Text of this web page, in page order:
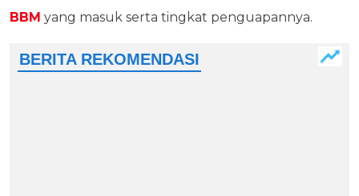
BBM yang masuk serta tingkat penguapannya.